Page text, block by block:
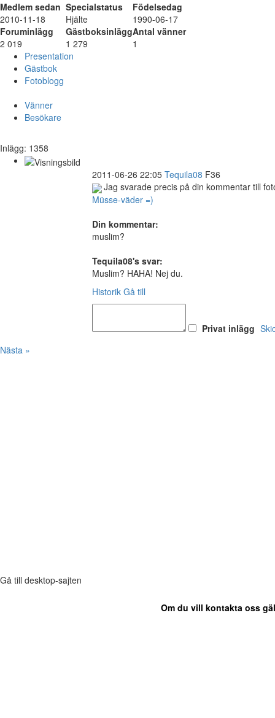
Medlem sedan Specialstatus
Födelsedag
2010-11-18
Hjälte
1990-06-17
Foruminlägg
GästboksinläggAntal vänner
2 019
1 279
1
Presentation
Gästbok
Fotoblogg
Vänner
Besökare
Inlägg: 1358
2011-06-26 22:05 Tequila08 F36
Jag svarade precis på din kommentar till
Müsse-väder =)
Din kommentar:
muslim?
Tequila08's svar:
Muslim? HAHA! Nej du.
Historik Gå till
Privat inlägg
Nästa »
Gå till desktop-sajten
Om du vill kontakta oss